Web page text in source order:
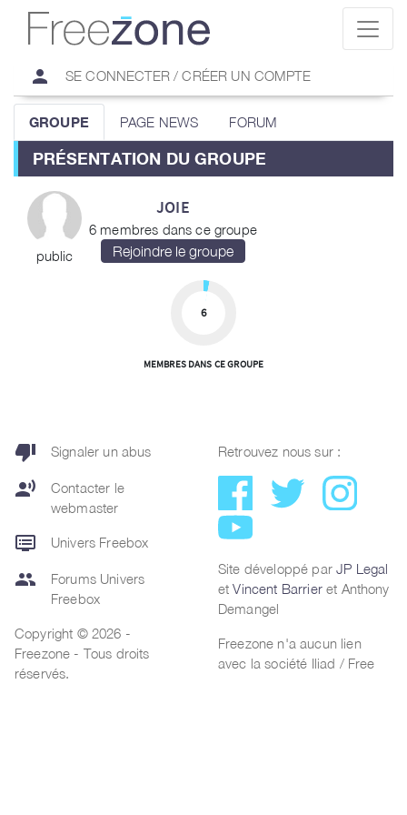
person SE CONNECTER / CRÉER UN COMPTE
GROUPE PAGE NEWS FORUM
PRÉSENTATION DU GROUPE
public
JOIE
6 membres dans ce groupe
6
MEMBRES DANS CE GROUPE
thumb_down Signaler un abus
record_voice_over
Contacter le
webmaster
dvr Univers Freebox
group
Forums Univers
Freebox
Copyright © 2026 -
Freezone - Tous droits
réservés.
Retrouvez nous sur :
Site développé parJP Legal
etVincent Barrieret Anthony
Demangel
Freezone n'a aucun lien
avec la société Iliad / Free